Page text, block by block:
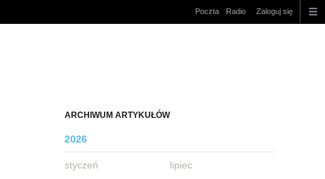
Poczta Radio Zaloguj się
ARCHIWUM ARTYKUŁÓW
2026
styczeń
lipiec